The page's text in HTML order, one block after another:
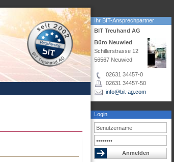
Ihr BIT-Ansprechpartner
BIT Treuhand AG
Büro Neuwied
Schillerstrasse 12
56567 Neuwied
02631 34457-0
02631 34457-50
info@bit-ag.com
Login